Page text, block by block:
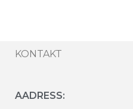
KONTAKT
AADRESS: